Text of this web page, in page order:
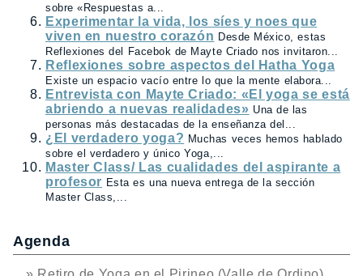
sobre «Respuestas a...
Experimentar la vida, los síes y noes que
viven en nuestro corazón Desde México, estas
Reflexiones del Facebok de Mayte Criado nos invitaron...
Reflexiones sobre aspectos del Hatha Yoga
Existe un espacio vacío entre lo que la mente elabora...
Entrevista con Mayte Criado: «El yoga se está
abriendo a nuevas realidades» Una de las
personas más destacadas de la enseñanza del...
¿El verdadero yoga? Muchas veces hemos hablado
sobre el verdadero y único Yoga,...
Master Class/ Las cualidades del aspirante a
profesor Esta es una nueva entrega de la sección
Master Class,...
Agenda